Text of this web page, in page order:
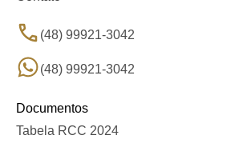
(48) 99921-3042
(48) 99921-3042
Documentos
Tabela RCC 2024